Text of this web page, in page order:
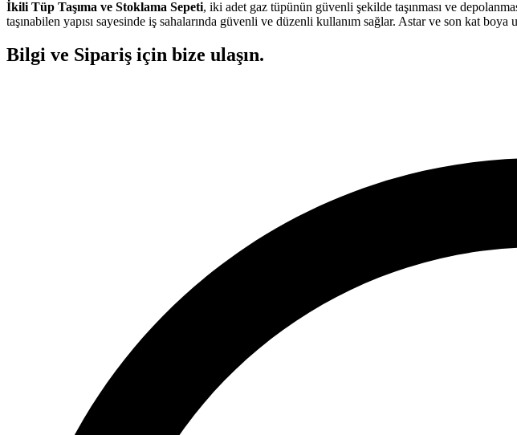
İkili Tüp Taşıma ve Stoklama Sepeti, iki adet gaz tüpünün güvenli şekilde taşınması ve
taşınabilen yapısı sayesinde iş sahalarında güvenli ve düzenli kullanım sağlar. Astar ve son kat
Bilgi ve Sipariş için bize ulaşın.